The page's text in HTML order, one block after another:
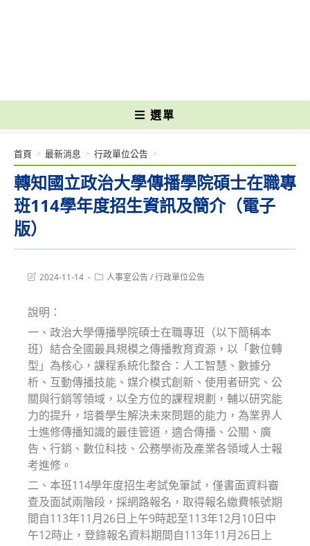
選單
轉知國立政治大學傳播學院碩士在職專
班114學年度招生資訊及簡介（電子
版）
首頁 > 最新消息 > 行政單位公告 >
Post2024-11-14
Post人事室公告/行政單位公告
說明：
一、政治大學傳播學院碩士在職專班（以下簡稱本
班）結合全國最具規模之傳播教育資源，以「數位轉
型」為核心，課程系統化整合：人工智慧、數據分
析、互動傳播技能、媒介模式創新、使用者研究、公
關與行銷等領域，以全方位的課程規劃，輔以研究能
力的提升，培養學生解決未來問題的能力，為業界人
士進修傳播知識的最佳管道，適合傳播、公關、廣
告、行銷、數位科技、公務學術及產業各領域人士報
考進修。
二、本班114學年度招生考試免筆試，僅書面資料審
查及面試兩階段，採網路報名，取得報名繳費帳號期
間自113年11月26日上午9時起至113年12月10日中
午12時止，登錄報名資料期間自113年11月26日上